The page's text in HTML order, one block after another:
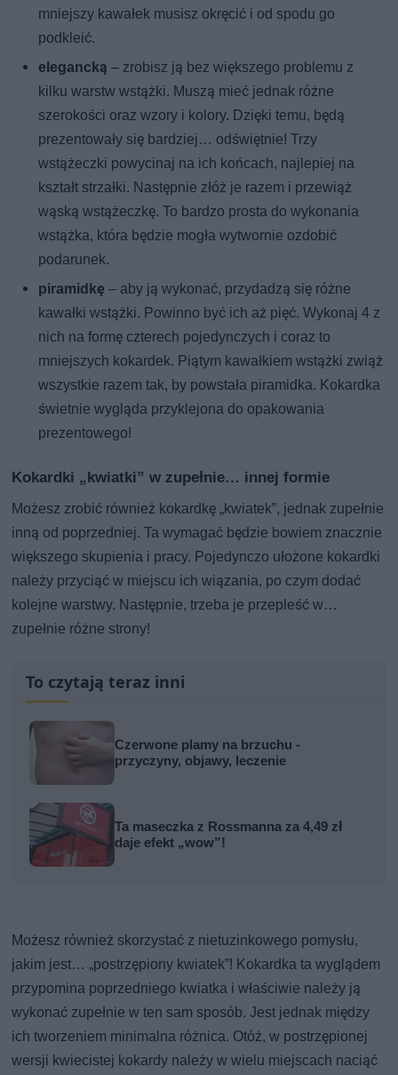
mniejszy kawałek musisz okręcić i od spodu go
podkleić.
elegancką– zrobisz ją bez większego problemu z
kilku warstw wstążki. Muszą mieć jednak różne
szerokości oraz wzory i kolory. Dzięki temu, będą
prezentowały się bardziej… odświętnie! Trzy
wstążeczki powycinaj na ich końcach, najlepiej na
kształt strzałki. Następnie złóż je razem i przewiąż
wąską wstążeczkę. To bardzo prosta do wykonania
wstążka, która będzie mogła wytwornie ozdobić
podarunek.
piramidkę – aby ją wykonać, przydadzą się różne
kawałki wstążki. Powinno być ich aż pięć. Wykonaj 4 z
nich na formę czterech pojedynczych i coraz to
mniejszych kokardek. Piątym kawałkiem wstążki zwiąż
wszystkie razem tak, by powstała piramidka. Kokardka
świetnie wygląda przyklejona do opakowania
prezentowego!
Kokardki „kwiatki” w zupełnie… innej formie
Możesz zrobić również kokardkę „kwiatek”, jednak zupełnie
inną od poprzedniej. Ta wymagać będzie bowiem znacznie
większego skupienia i pracy. Pojedynczo ułożone kokardki
należy przyciąć w miejscu ich wiązania, po czym dodać
kolejne warstwy. Następnie, trzeba je przepleść w…
zupełnie różne strony!
To czytają teraz inni
Czerwone plamy na brzuchu -
przyczyny, objawy, leczenie
Ta maseczka z Rossmanna za 4,49 zł
daje efekt „wow”!
Możesz również skorzystać z nietuzinkowego pomysłu,
jakim jest… „postrzępiony kwiatek”! Kokardka ta wyglądem
przypomina poprzedniego kwiatka i właściwie należy ją
wykonać zupełnie w ten sam sposób. Jest jednak między
ich tworzeniem minimalna różnica. Otóż, w postrzępionej
wersji kwiecistej kokardy należy w wielu miejscach naciąć